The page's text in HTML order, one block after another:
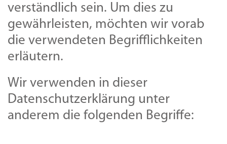
verständlich sein. Um dies zu
gewährleisten, möchten wir vorab
die verwendeten Begrifflichkeiten
erläutern.
Wir verwenden in dieser
Datenschutzerklärung unter
anderem die folgenden Begriffe: